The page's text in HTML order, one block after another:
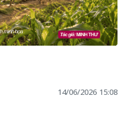
14/06/2026 15:08